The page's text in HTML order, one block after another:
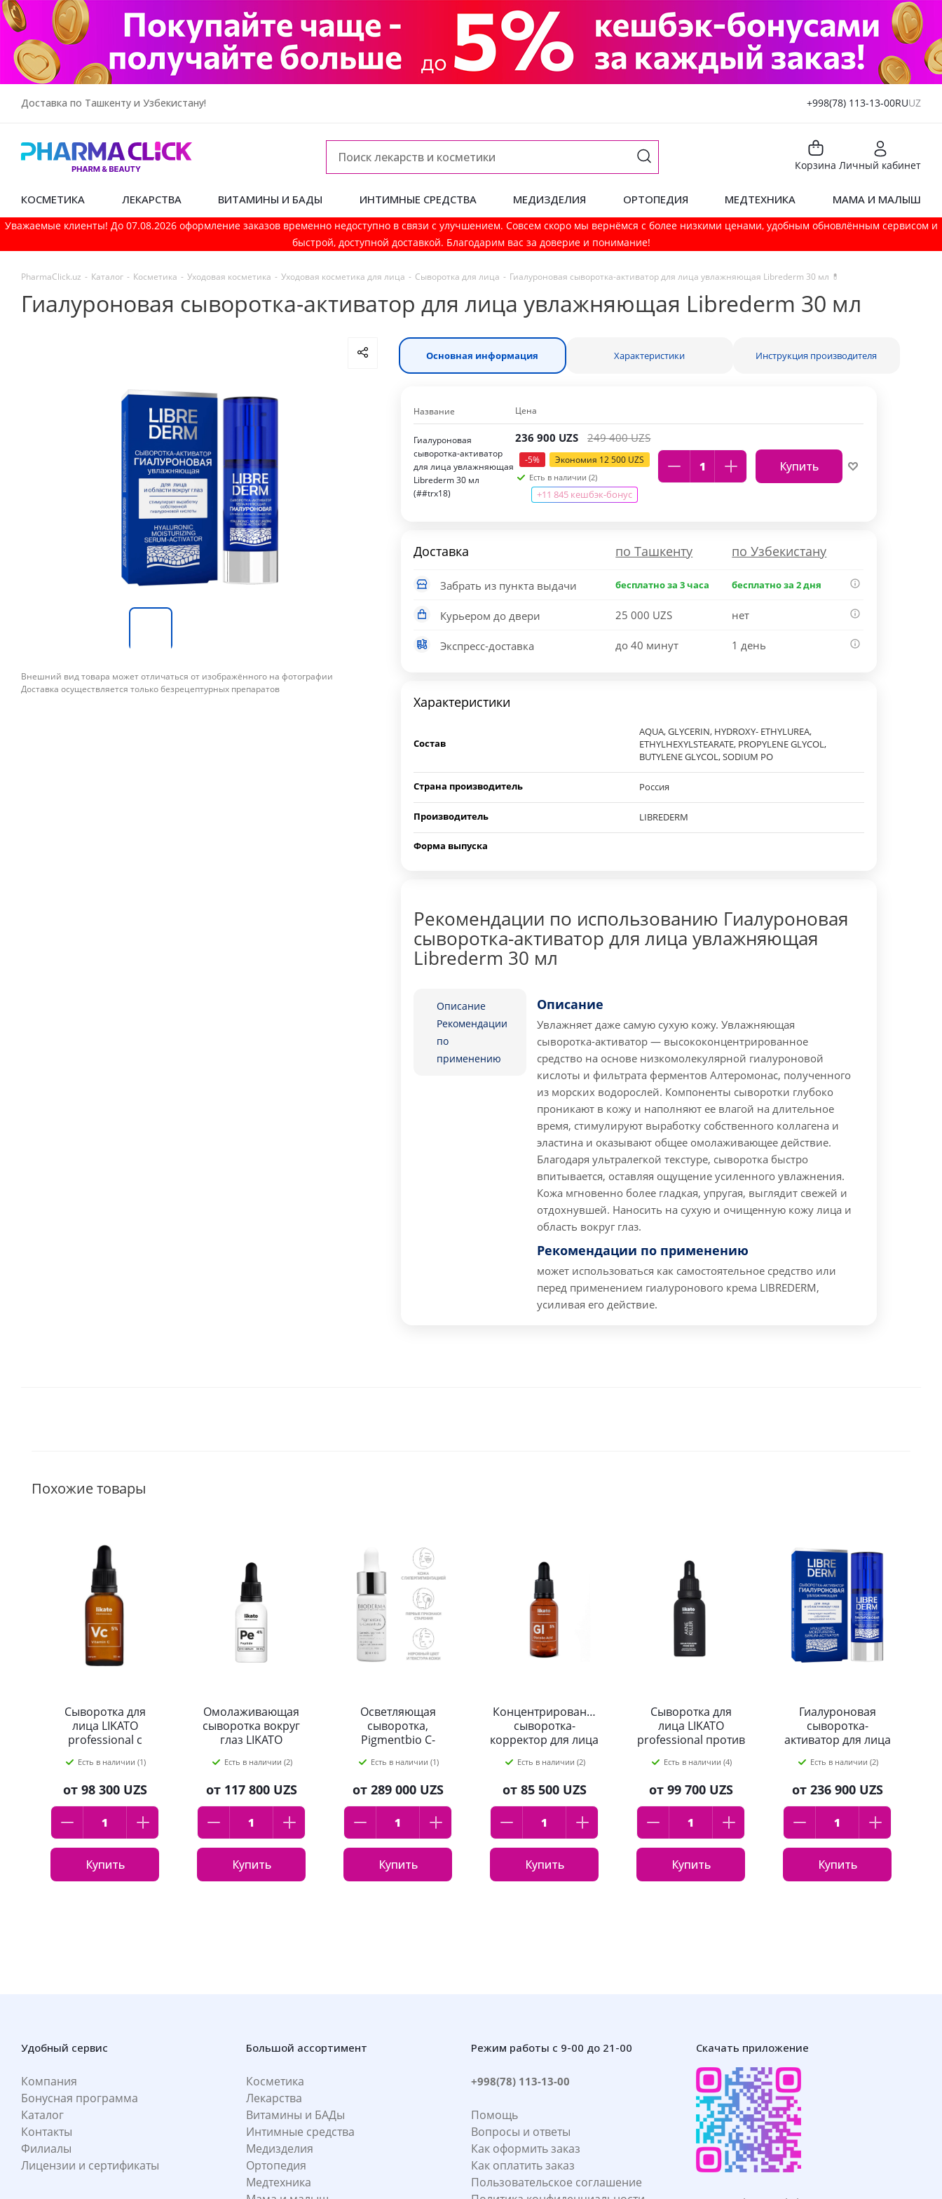
Доставка по Ташкенту и Узбекистану! +998(78) 113-13-00RUUZ
Корзина Личный кабинет
КОСМЕТИКА ЛЕКАРСТВА ВИТАМИНЫ И БАДЫ ИНТИМНЫЕ СРЕДСТВА МЕДИЗДЕЛИЯ ОРТОПЕДИЯ МЕДТЕХНИКА МАМА И МАЛЫШ
Уважаемые клиенты! До 07.08.2026 оформление заказов временно недоступно в связи с улучшением. Совсем скоро мы вернёмся с более низкими ценами, удобным обновлённым сервисом и
быстрой, доступной доставкой. Благодарим вас за доверие и понимание!
PharmaСlick.uz - Каталог - Косметика - Уходовая косметика - Уходовая косметика для лица - Сыворотка для лица - Гиалуроновая сыворотка-активатор для лица увлажняющая Librederm 30 мл 💊
Гиалуроновая сыворотка-активатор для лица увлажняющая Librederm 30 мл
Внешний вид товара может отличаться от изображённого на фотографии
Доставка осуществляется только безрецептурных препаратов
Основная информация Характеристики Инструкция производителя
Название Цена
Гиалуроновая
сыворотка-активатор
для лица увлажняющая
Librederm 30 мл
(##trx18)
236 900 UZS 249 400UZS
-5% Экономия 12 500 UZS
Есть в наличии (2)
+11 845 кешбэк-бонус
Купить
Доставка по Ташкенту по Узбекистану
Забрать из пункта выдачи бесплатно за 3 часа бесплатно за 2 дня
Курьером до двери 25 000 UZS нет
Экспресс-доставка до 40 минут 1 день
Характеристики
Состав
AQUA, GLYCERIN, HYDROXY- ETHYLUREA,
ETHYLHEXYLSTEARATE, PROPYLENE GLYCOL,
BUTYLENE GLYCOL, SODIUM PO
Страна производитель Россия
Производитель LIBREDERM
Форма выпуска
Рекомендации по использованию Гиалуроновая
сыворотка-активатор для лица увлажняющая
Librederm 30 мл
Описание
Рекомендации
по
применению
Описание
Увлажняет даже самую сухую кожу. Увлажняющая
сыворотка-активатор — высококонцентрированное
средство на основе низкомолекулярной гиалуроновой
кислоты и фильтрата ферментов Алтеромонас, полученного
из морских водорослей. Компоненты сыворотки глубоко
проникают в кожу и наполняют ее влагой на длительное
время, стимулируют выработку собственного коллагена и
эластина и оказывают общее омолаживающее действие.
Благодаря ультралегкой текстуре, сыворотка быстро
впитывается, оставляя ощущение усиленного увлажнения.
Кожа мгновенно более гладкая, упругая, выглядит свежей и
отдохнувшей. Наносить на сухую и очищенную кожу лица и
область вокруг глаз.
Рекомендации по применению
может использоваться как самостоятельное средство или
перед применением гиалуронового крема LIBREDERM,
усиливая его действие.
Похожие товары
Сыворотка для
лица LIKATO
professional с
Есть в наличии (1)
от 98 300 UZS
Купить
Омолаживающая
сыворотка вокруг
глаз LIKATO
пептидами 4% 30
мл
Есть в наличии (2)
от 117 800 UZS
Купить
Осветляющая
сыворотка,
Pigmentbio C-
Bioderma, 15мл
Есть в наличии (1)
от 289 000 UZS
Купить
Концентрированная
сыворотка-
корректор для лица
с гликолевой
кислотой 5% 30 мл
Есть в наличии (2)
от 85 500 UZS
Купить
Сыворотка для
лица LIKATO
professional против
мл
Есть в наличии (4)
от 99 700 UZS
Купить
Гиалуроновая
сыворотка-
активатор для лица
Librederm 30 мл
Есть в наличии (2)
от 236 900 UZS
Купить
Удобный сервис
Компания
Бонусная программа
Каталог
Контакты
Филиалы
Лицензии и сертификаты
Большой ассортимент
Косметика
Лекарства
Витамины и БАДы
Интимные средства
Медизделия
Ортопедия
Медтехника
Режим работы с 9-00 до 21-00
+998(78) 113-13-00
Помощь
Вопросы и ответы
Как оформить заказ
Как оплатить заказ
Пользовательское соглашение
Скачать приложение